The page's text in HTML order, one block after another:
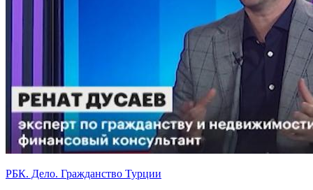
РБК. Дело. Гражданство Турции